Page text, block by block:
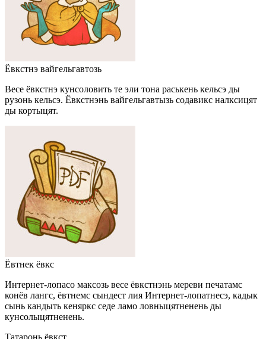
Ёвкстнэ вайгельгавтозь
Весе ёвкстнэ кунсоловить те эли тона раськень кельсэ ды
рузонь кельсэ. Ёвкстнэнь вайгельгавтызь содавикс налксицят
ды кортыцят.
Ёвтнек ёвкс
Интернет-лопасо максозь весе ёвкстнэнь мереви печатамс
конёв лангс, ёвтнемс сындест лия Интернет-лопатнесэ, кадык
сынь кандыть кеняркс седе ламо ловныцятненень ды
кунсолыцятненень.
Татаронь ёвкст